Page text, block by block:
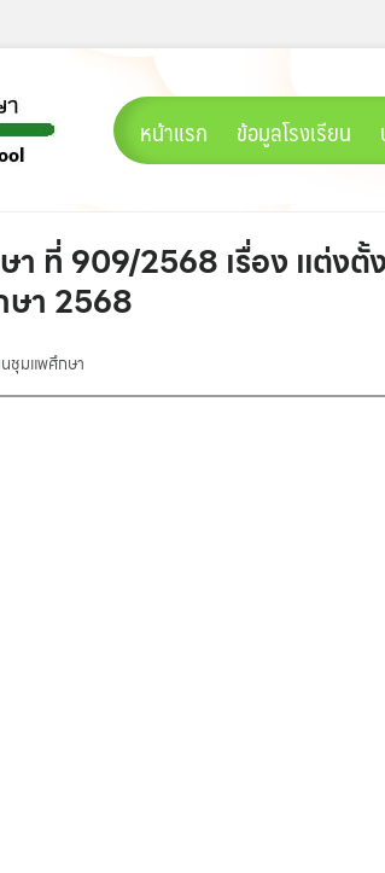
หน้าแรก ข้อมูลโรงเรียน
า ที่ 909/2568 เรื่อง แต่
ษา 2568
นชุมแพศึกษา